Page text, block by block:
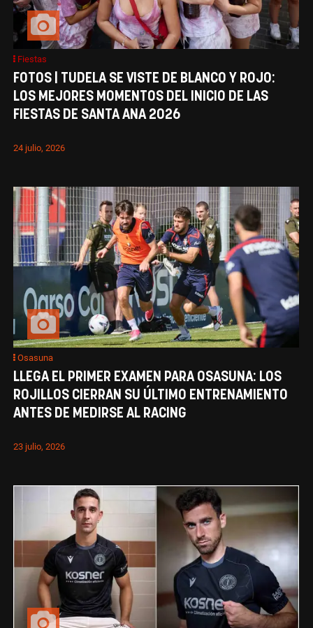
Fiestas
FOTOS | TUDELA SE VISTE DE BLANCO Y ROJO:
LOS MEJORES MOMENTOS DEL INICIO DE LAS
FIESTAS DE SANTA ANA 2026
24 julio, 2026
Osasuna
LLEGA EL PRIMER EXAMEN PARA OSASUNA: LOS
ROJILLOS CIERRAN SU ÚLTIMO ENTRENAMIENTO
ANTES DE MEDIRSE AL RACING
23 julio, 2026